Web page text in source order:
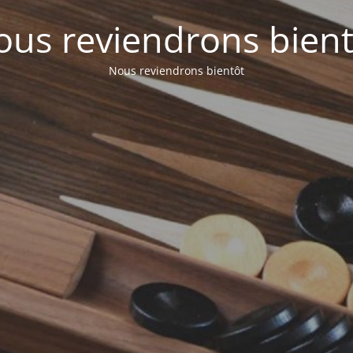
reviendrons
Nous reviendrons bientôt